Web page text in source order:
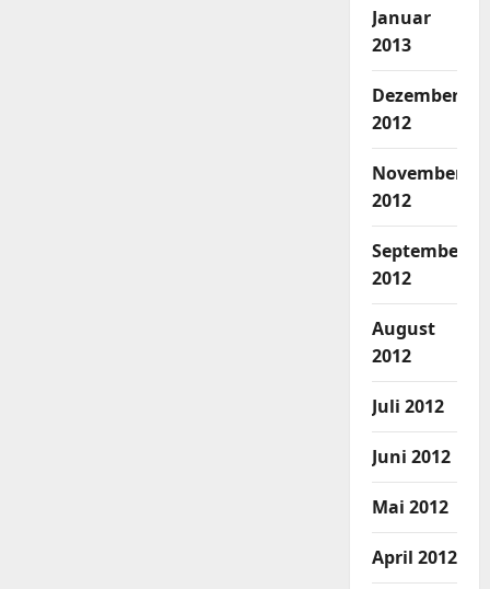
Januar
2013
Dezember
2012
November
2012
September
2012
August
2012
Juli 2012
Juni 2012
Mai 2012
April 2012